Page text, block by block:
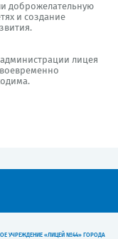
доброжелательную
и создание
лицея
УЧРЕЖДЕНИЕ «ЛИЦЕЙ №44» ГОРОДА